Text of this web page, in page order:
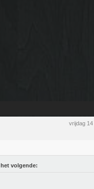
vrijdag
het volgende: